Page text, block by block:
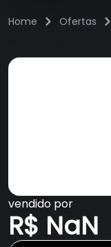
Home Ofertas
vendido por
R$ NaN